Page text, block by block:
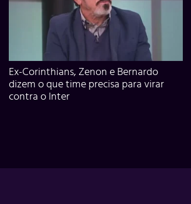
Ex-Corinthians, Zenon e Bernardo
dizem o que time precisa para virar
contra o Inter